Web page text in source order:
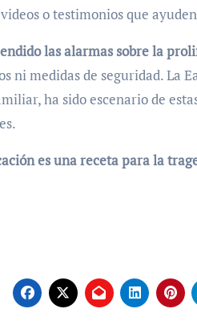
o testimonios que
las alarmas sobre la
ni medidas de seguridad. La
ha sido escenario de
es una receta para la